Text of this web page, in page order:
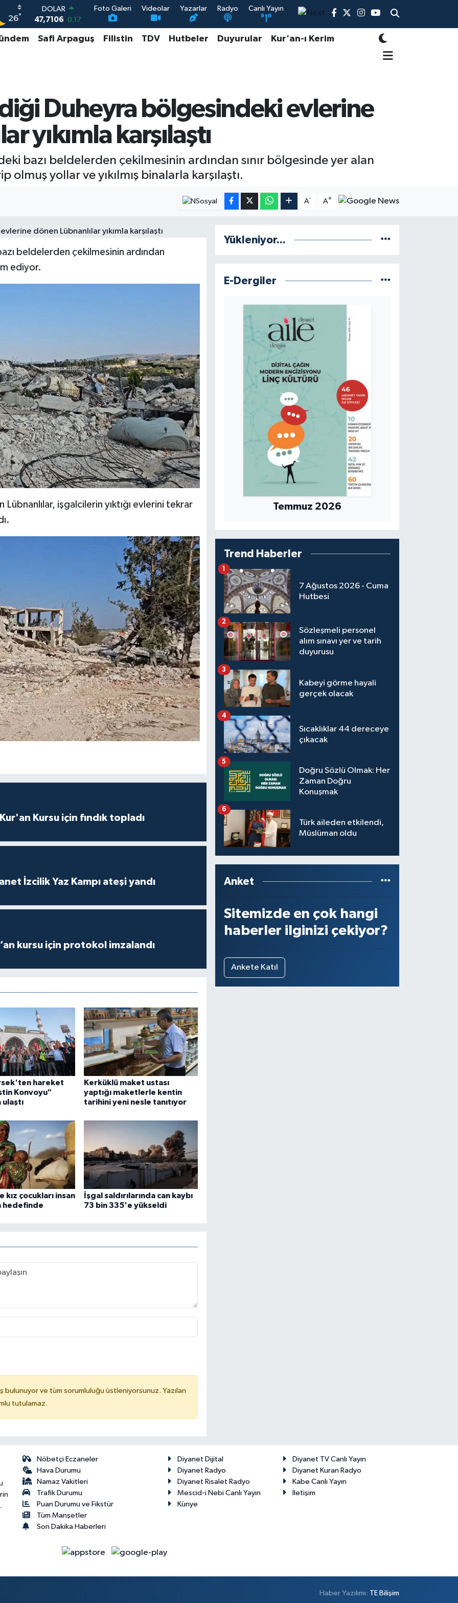
26°
DOLAR
47,7106 0.17
EURO
55,1652
0.27
13.773
-19
Foto Galeri Videolar Yazarlar Radyo Canlı Yayın
Safi Arpaguş Filistin TDV Hutbeler Duyurular Kur'an-ı Kerim
Duheyra bölgesindeki evlerine
yıkımla karşılaştı
bazı beldelerden çekilmesinin ardından sınır bölgesinde yer alan
yollar ve yıkılmış binalarla karşılaştı.
A- A+
beldelerden çekilmesinin ardından
ediyor.
işgalcilerin yıktığı evlerini tekrar
Kursu için fındık topladı
İzcilik Yaz Kampı ateşi yandı
kursu için protokol imzalandı
hareket
Konvoyu"
Kerküklü maket ustası
yaptığı maketlerle kentin
tarihini yeni nesle tanıtıyor
kız çocukları insan
hedefinde
İşgal saldırılarında can kaybı
73 bin 335'e yükseldi
bulunuyor ve tüm sorumluluğu üstleniyorsunuz. Yazılan
tutulamaz.
Yükleniyor...
E-Dergiler
Temmuz 2026
Trend Haberler
7 Ağustos 2026 - Cuma
Hutbesi
1
Sözleşmeli personel
alım sınavı yer ve tarih
duyurusu
2
Kabeyi görme hayali
gerçek olacak
3
Sıcaklıklar 44 dereceye
çıkacak
4
Doğru Sözlü Olmak: Her
Zaman Doğru
Konuşmak
5
Türk aileden etkilendi,
Müslüman oldu
6
Anket
Sitemizde en çok hangi
haberler ilginizi çekiyor?
Ankete Katıl
Nöbetçi Eczaneler
Hava Durumu
Namaz Vakitleri
Trafik Durumu
Puan Durumu ve Fikstür
Tüm Manşetler
Son Dakika Haberleri
Diyanet Dijital
Diyanet TV Canlı Yayın
Diyanet Radyo
Diyanet Kuran Radyo
Diyanet Risalet Radyo
Kabe Canlı Yayın
Mescid-i Nebi Canlı Yayın
İletişim
Künye
Haber Yazılımı: TE Bilişim